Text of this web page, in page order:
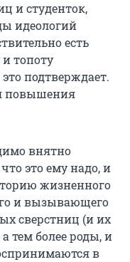
и студенток,
идеологий
есть
топоту
подтверждает.
повышения
внятно
это ему надо, и
жизненного
и вызывающего
сверстниц (и их
тем более роды, и
в